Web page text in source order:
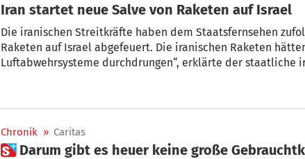
Iran startet neue Salve von Raketen auf Israel
Die iranischen Streitkräfte haben dem Staatsfernsehen
Raketen auf Israel abgefeuert. Die iranischen Raketen
Luftabwehrsysteme durchdrungen“, erklärte der staatliche
bereits ein Gebäude im Norden Israels getroffen worden.
Chronik » Caritas
 Darum gibt es heuer keine große